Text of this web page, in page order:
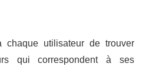
chaque utilisateur de trouver
qui correspondent à ses